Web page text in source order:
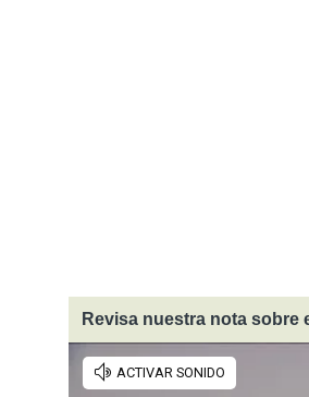
Revisa nuestra nota sobre